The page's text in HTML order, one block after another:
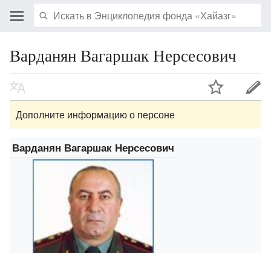
Варданян Вагаршак Нерсесович
Дополните информацию о персоне
Варданян Вагаршак Нерсесович